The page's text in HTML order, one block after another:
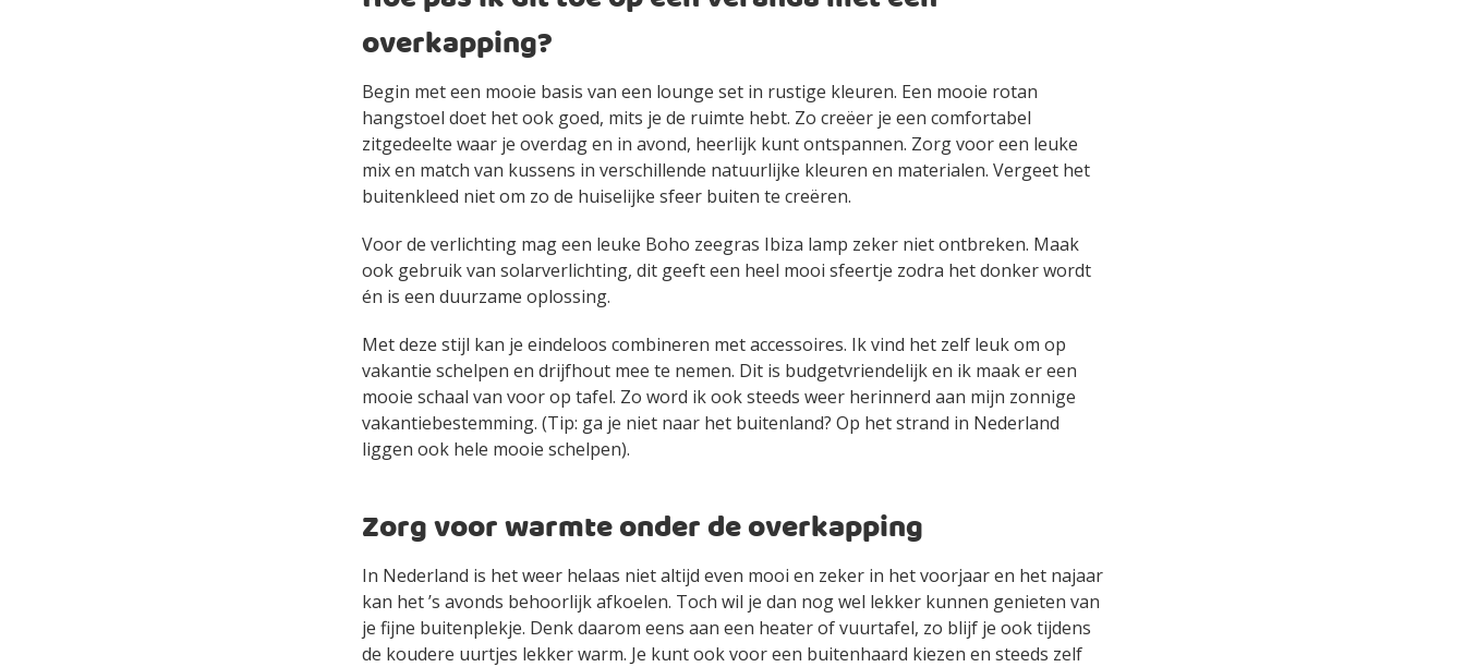
overkapping?
Begin met een mooie basis van een lounge set in rustige kleuren. Een mooie rotan
hangstoel doet het ook goed, mits je de ruimte hebt. Zo creëer je een comfortabel
zitgedeelte waar je overdag en in avond, heerlijk kunt ontspannen. Zorg voor een leuke
mix en match van kussens in verschillende natuurlijke kleuren en materialen. Vergeet het
buitenkleed niet om zo de huiselijke sfeer buiten te creëren.
Voor de verlichting mag een leuke Boho zeegras Ibiza lamp zeker niet ontbreken. Maak
ook gebruik van solarverlichting, dit geeft een heel mooi sfeertje zodra het donker wordt
én is een duurzame oplossing.
Met deze stijl kan je eindeloos combineren met accessoires. Ik vind het zelf leuk om op
vakantie schelpen en drijfhout mee te nemen. Dit is budgetvriendelijk en ik maak er een
mooie schaal van voor op tafel. Zo word ik ook steeds weer herinnerd aan mijn zonnige
vakantiebestemming. (Tip: ga je niet naar het buitenland? Op het strand in Nederland
liggen ook hele mooie schelpen).
Zorg voor warmte onder de overkapping
In Nederland is het weer helaas niet altijd even mooi en zeker in het voorjaar en het najaar
kan het ’s avonds behoorlijk afkoelen. Toch wil je dan nog wel lekker kunnen genieten van
je fijne buitenplekje. Denk daarom eens aan een heater of vuurtafel, zo blijf je ook tijdens
de koudere uurtjes lekker warm. Je kunt ook voor een buitenhaard kiezen en steeds zelf